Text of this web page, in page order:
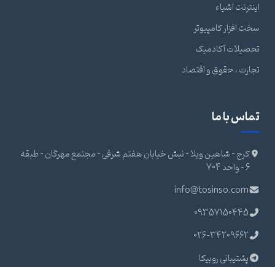
اینترنت اشیاء
سخت افزار کامپیوتر
تحصیلات آکادمیک
تجارت ، حقوق و اقتصاد
تماس با ما
کرج - شاهین ویلا - نبش خیابان هفتم شرقی - مجتمع مهرگان - طبقه
6 - واحد 704
info@tosinso.com
09357150445
026-34209662
پشتیبانی روبیکا